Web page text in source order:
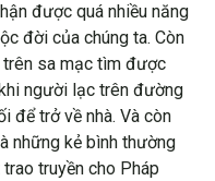
được quá nhiều năng
đời của chúng ta. Còn
sa mạc tìm được
người lạc trên đường
để trở về nhà. Và còn
những kẻ bình thường
truyền cho Pháp